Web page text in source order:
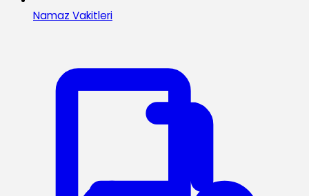
Namaz Vakitleri